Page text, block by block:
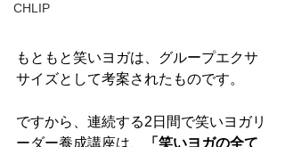
CHLIP
もともと笑いヨガは、グループエクサ
サイズとして考案されたものです。
ですから、連続する2日間で笑いヨガリ
ーダー養成講座は、
「笑いヨガの全て